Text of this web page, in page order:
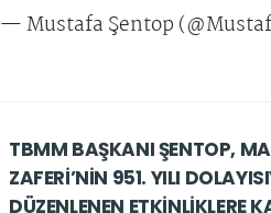
— Mustafa Şentop
TBMM BAŞKANI ŞENTOP,
ZAFERİ’NİN 951. YILI
DÜZENLENEN ETKİNLİKLERE